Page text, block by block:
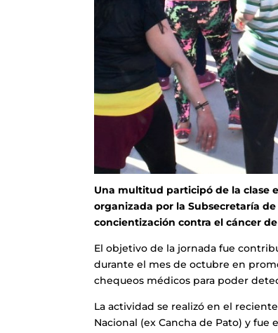
Una multitud participó de la clase
organizada por la Subsecretaría
concientización contra el cáncer
El objetivo de la jornada fue
durante el mes de octubre en
chequeos médicos para poder
La actividad se realizó en el
Nacional (ex Cancha de Pato) y fue